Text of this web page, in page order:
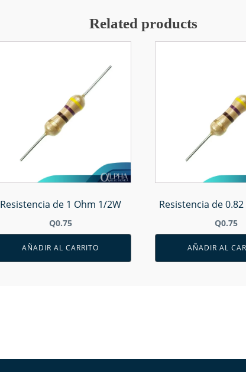
Related products
Resistencia de 1 Ohm 1/2W
Q0.75
AÑADIR AL CARRITO
Resistencia de
Q0.75
AÑADIR AL